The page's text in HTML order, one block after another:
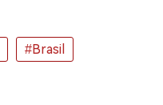
#Brasil